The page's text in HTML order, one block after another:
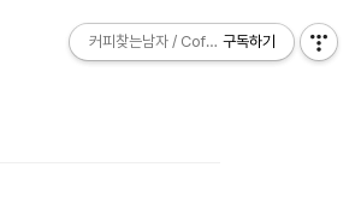
커피찾는남자 / Coffee Explorer
구독하기
커피찾는남자 / Coffee Explorer
구독하기